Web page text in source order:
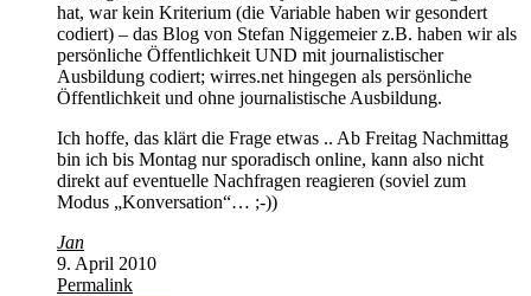
hat, war kein Kriterium (die Variable haben wir gesondert
codiert) – das Blog von Stefan Niggemeier z.B. haben wir als
persönliche Öffentlichkeit UND mit journalistischer
Ausbildung codiert; wirres.net hingegen als persönliche
Öffentlichkeit und ohne journalistische Ausbildung.
Ich hoffe, das klärt die Frage etwas .. Ab Freitag Nachmittag
bin ich bis Montag nur sporadisch online, kann also nicht
direkt auf eventuelle Nachfragen reagieren (soviel zum
Modus „Konversation“… ;-))
Jan
9. April 2010
Permalink